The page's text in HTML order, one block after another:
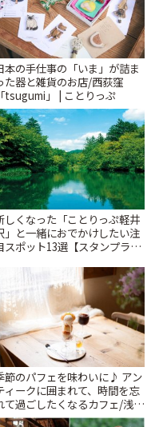
本の手仕事の「いま」が詰ま
た器と雑貨のお店/西荻窪
「tsugumi」 | ことりっぷ
しくなった「ことりっぷ軽井
」と一緒におでかけしたい注
スポット13選【スタンプラリ
節のパフェを味わいに♪ アン
ィークに囲まれて、時間を忘
て過ごしたくなるカフェ/浅草
annorum cafe」 | ことりっぷ